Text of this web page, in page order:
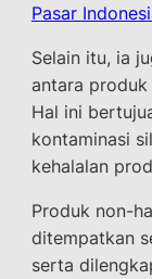
Pasar
Selain itu, ia
antara produk
Hal ini
kontaminasi
kehalalan
Produk non-
ditempatkan
serta